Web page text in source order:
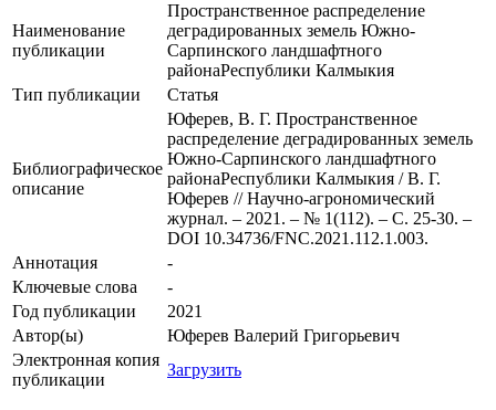
Наименование
публикации
Пространственное распределение
деградированных земель Южно-
Сарпинского ландшафтного
районаРеспублики Калмыкия
Тип публикации
Статья
Библиографическое
описание
Юферев, В. Г. Пространственное
распределение деградированных земель
Южно-Сарпинского ландшафтного
районаРеспублики Калмыкия / В. Г.
Юферев // Научно-агрономический
журнал. – 2021. – № 1(112). – С. 25-30. –
DOI 10.34736/FNC.2021.112.1.003.
Аннотация
-
Ключевые cлова
-
Год публикации
2021
Автор(ы)
Юферев Валерий Григорьевич
Электронная копия
публикации
Загрузить